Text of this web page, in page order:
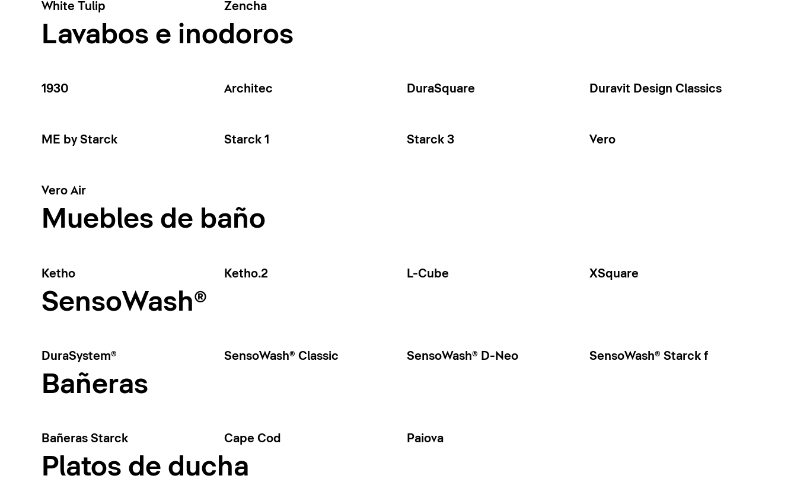
White Tulip Zencha
Lavabos e inodoros
1930 Architec DuraSquare Duravit Design Classics
ME by Starck Starck 1 Starck 3 Vero
Vero Air
Muebles de baño
Ketho Ketho.2 L-Cube XSquare
SensoWash®
DuraSystem® SensoWash® Classic SensoWash® D-Neo SensoWash® Starck f
Bañeras
Bañeras Starck Cape Cod Paiova
Platos de ducha